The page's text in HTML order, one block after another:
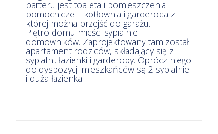
kotłownia i garderoba z której można
przejść do garażu.
Piętro domu mieści sypialnie
domowników. Zaprojektowany tam
został apartament rodziców, składający
się z sypialni, łazienki i garderoby.
Oprócz niego do dyspozycji
mieszkańców są 2 sypialnie i duża
łazienka.